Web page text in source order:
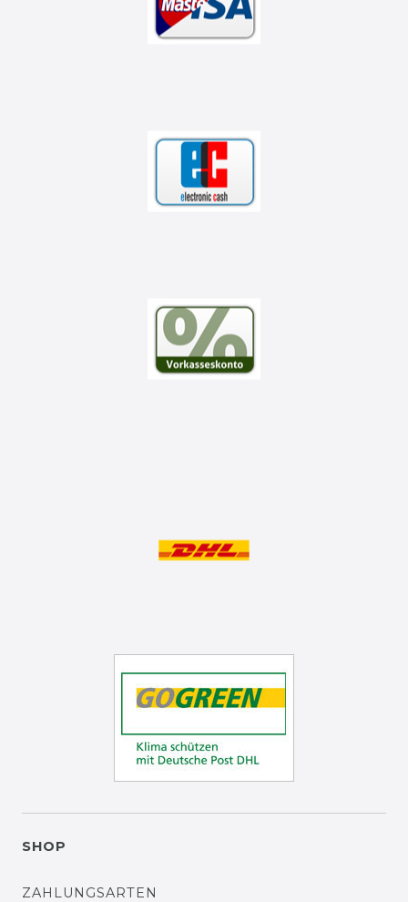
SHOP
ZAHLUNGSARTEN